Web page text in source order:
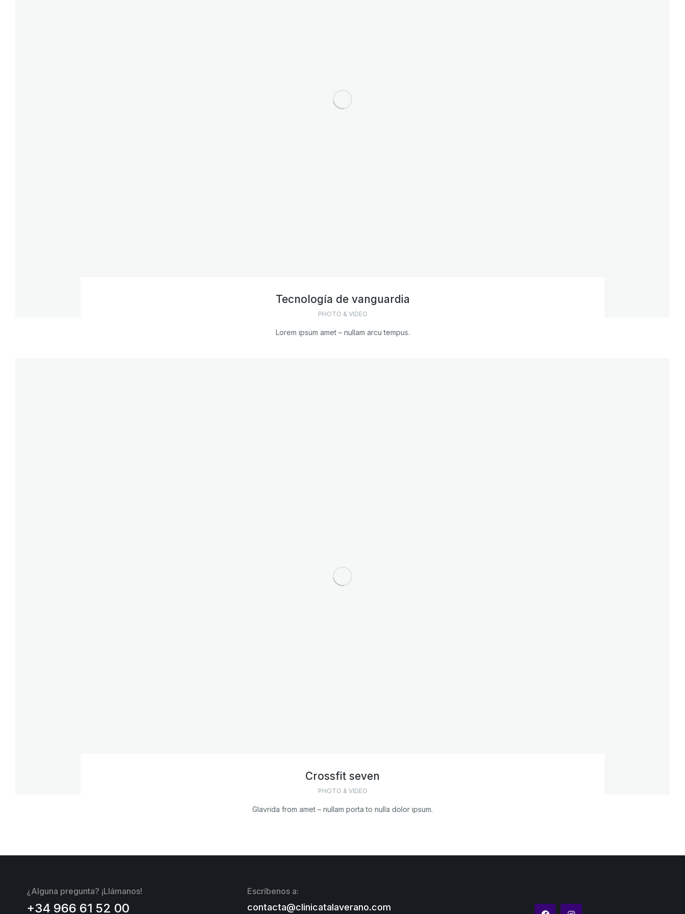
Tecnología de vanguardia
PHOTO & VIDEO
Lorem ipsum amet – nullam arcu tempus.
Crossfit seven
PHOTO & VIDEO
Glavrida from amet – nullam porta to nulla dolor ipsum.
¿Alguna pregunta? ¡Llámanos!
+34 966 61 52 00
Escríbenos a:
contacta@clinicatalaverano.com